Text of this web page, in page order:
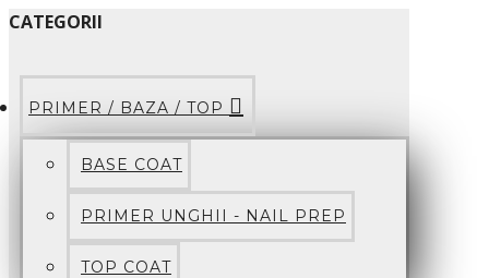
CATEGORII
PRIMER / BAZA / TOP
BASE COAT
PRIMER UNGHII - NAIL PREP
TOP COAT